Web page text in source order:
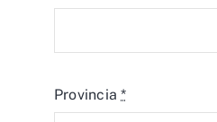
Provincia*